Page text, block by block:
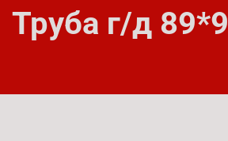
Труба г/д 89*9